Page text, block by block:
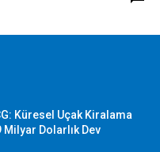
Küresel Uçak Kiralama
Milyar Dolarlık Dev